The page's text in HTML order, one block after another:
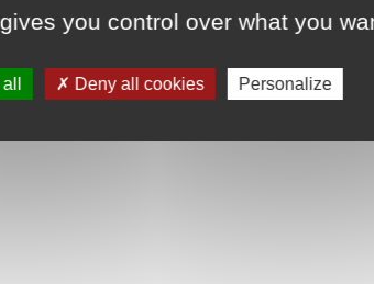
you control over what you
Deny all cookies Personalize